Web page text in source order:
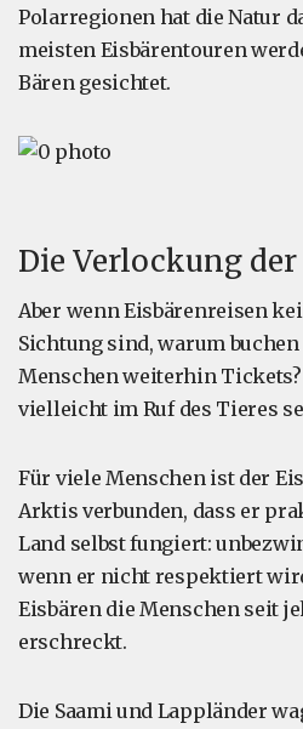
Polarregionen hat die Natur
meisten Eisbärentouren
Bären gesichtet.
Die Verlockung
Aber wenn Eisbärenreisen
Sichtung sind, warum
Menschen weiterhin
vielleicht im Ruf des Tieres
Für viele Menschen ist der
Arktis verbunden, dass er
Land selbst fungiert:
wenn er nicht respektiert
Eisbären die Menschen seit
erschreckt.
Die Saami und Lappländer